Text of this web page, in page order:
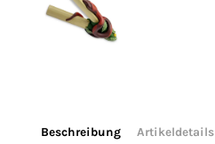
Beschreibung Artikeldetails